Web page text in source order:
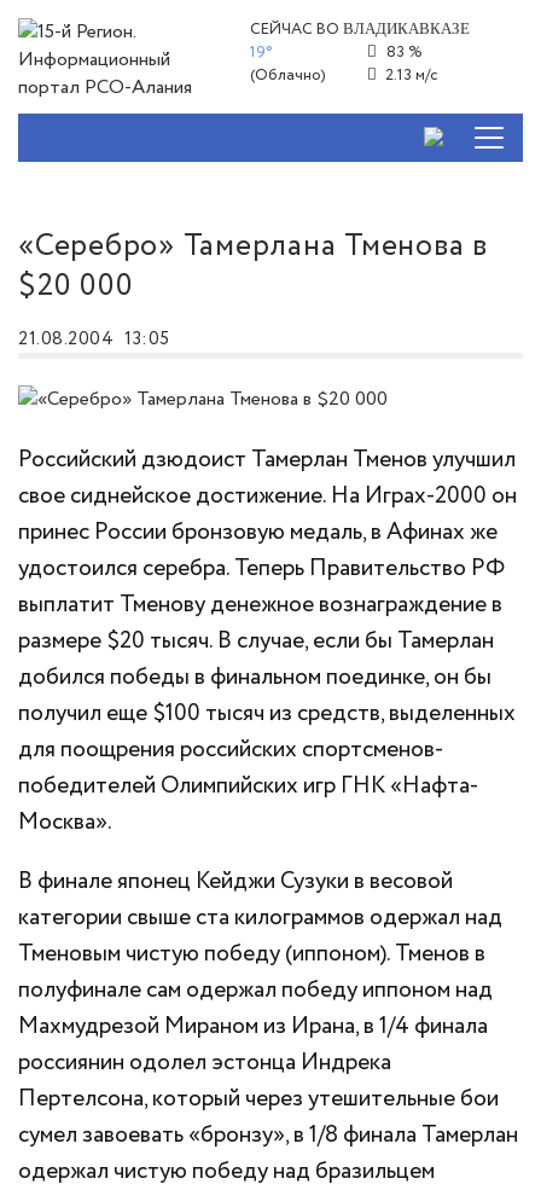
СЕЙЧАС ВОВЛАДИКАВКАЗЕ
19°
(Облачно)
83 %
2.13 м/с
«Серебро» Тамерлана Тменова в
$20 000
21.08.2004 13:05
Российский дзюдоист Тамерлан Тменов улучшил
свое сиднейское достижение. На Играх-2000 он
принес России бронзовую медаль, в Афинах же
удостоился серебра. Теперь Правительство РФ
выплатит Тменову денежное вознаграждение в
размере $20 тысяч. В случае, если бы Тамерлан
добился победы в финальном поединке, он бы
получил еще $100 тысяч из средств, выделенных
для поощрения российских спортсменов-
победителей Олимпийских игр ГНК «Нафта-
Москва».
В финале японец Кейджи Сузуки в весовой
категории свыше ста килограммов одержал над
Тменовым чистую победу (иппоном). Тменов в
полуфинале сам одержал победу иппоном над
Махмудрезой Мираном из Ирана, в 1/4 финала
россиянин одолел эстонца Индрека
Пертелсона, который через утешительные бои
сумел завоевать «бронзу», в 1/8 финала Тамерлан
одержал чистую победу над бразильцем